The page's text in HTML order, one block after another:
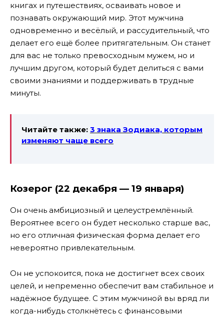
книгах и путешествиях, осваивать новое и
познавать окружающий мир. Этот мужчина
одновременно и весёлый, и рассудительный, что
делает его ещё более притягательным. Он станет
для вас не только превосходным мужем, но и
лучшим другом, который будет делиться с вами
своими знаниями и поддерживать в трудные
минуты.
Читайте также: 3 знака Зодиака, которым
изменяют чаще всего
Козерог (22 декабря — 19 января)
Он очень амбициозный и целеустремлённый.
Вероятнее всего он будет несколько старше вас,
но его отличная физическая форма делает его
невероятно привлекательным.
Он не успокоится, пока не достигнет всех своих
целей, и непременно обеспечит вам стабильное и
надёжное будущее. С этим мужчиной вы вряд ли
когда-нибудь столкнётесь с финансовыми